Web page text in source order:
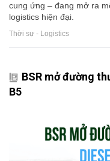
cung ứng – đang mở ra
logistics hiện đại.
Thời sự - Logistics
BSR mở đường
B5